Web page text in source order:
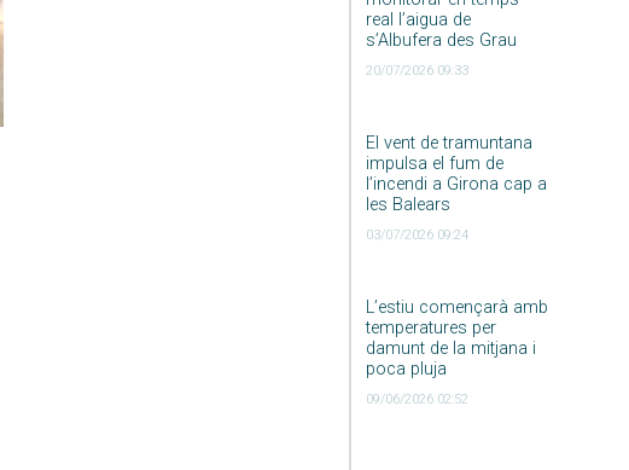
real l’aigua de
s’Albufera des Grau
20/07/2026 09:33
El vent de tramuntana
impulsa el fum de
l’incendi a Girona cap a
les Balears
03/07/2026 09:24
L’estiu començarà amb
temperatures per
damunt de la mitjana i
poca pluja
09/06/2026 02:52